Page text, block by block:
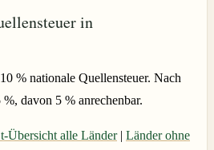
in
% nationale Quellensteuer. Nach
davon 5 % anrechenbar.
Übersicht alle Länder| Länder ohne